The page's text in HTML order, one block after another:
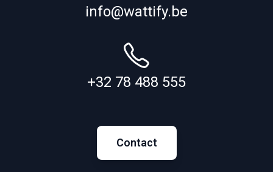
info@wattify.be
+32 78 488 555
Contact